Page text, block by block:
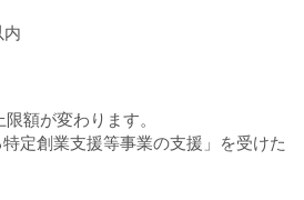
額が変わります。
定創業支援等事業の支援」を受けた